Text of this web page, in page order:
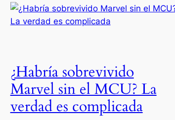
¿Habría sobrevivido
Marvel sin el MCU? La
verdad es complicada